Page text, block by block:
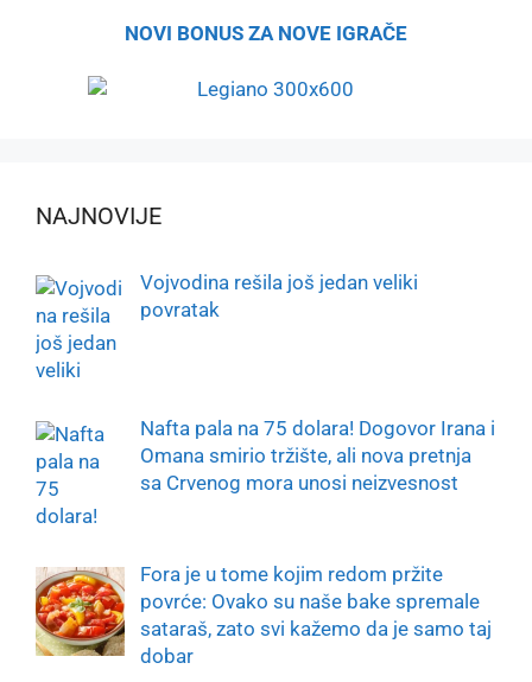
NOVI BONUS ZA NOVE IGRAČE
NAJNOVIJE
Vojvodina rešila još jedan veliki
povratak
Nafta pala na 75 dolara! Dogovor Irana i
Omana smirio tržište, ali nova pretnja
sa Crvenog mora unosi neizvesnost
Fora je u tome kojim redom pržite
povrće: Ovako su naše bake spremale
sataraš, zato svi kažemo da je samo taj
dobar